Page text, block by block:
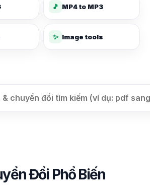
🎵 MP4 to MP3
✨ Image tools
Đổi Phổ Biến